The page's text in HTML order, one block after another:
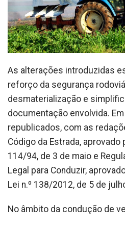
As alterações introduzidas
reforço da segurança
desmaterialização e
documentação envolvida.
republicados, com as
Código da Estrada, aprovado
114/94, de 3 de maio e
Legal para Conduzir,
Lei n.º 138/2012, de 5 de
No âmbito da condução de